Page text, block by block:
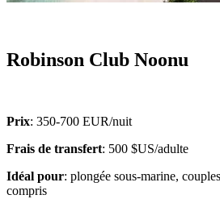
Robinson Club Noonu
Prix: 350-700 EUR/nuit
Frais de transfert: 500 $US/adulte
Idéal pour: plongée sous-marine,
compris